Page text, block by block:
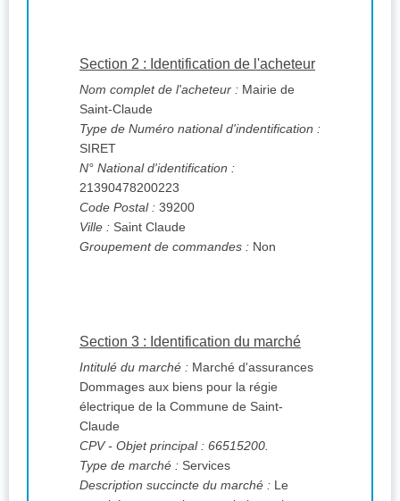
Section 2 : Identification de l'acheteur
Nom complet de l'acheteur : Mairie de
Saint-Claude
Type de Numéro national d'indentification :
SIRET
N° National d'identification :
21390478200223
Code Postal : 39200
Ville : Saint Claude
Groupement de commandes : Non
Section 3 : Identification du marché
Intitulé du marché : Marché d'assurances
Dommages aux biens pour la régie
électrique de la Commune de Saint-
Claude
CPV- Objet principal : 66515200.
Type de marché : Services
Description succincte du marché : Le